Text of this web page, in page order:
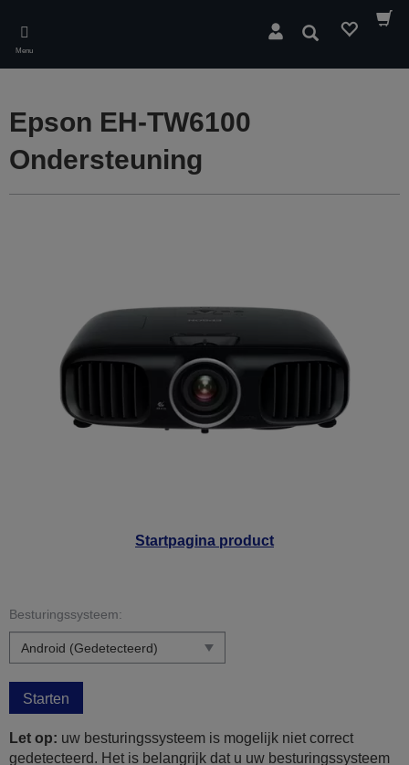
main
content
Menu
Zoeken
Startpagina product
Epson EH-TW6100
Ondersteuning
Besturingssysteem:
Starten
Let op: uw besturingssysteem is mogelijk niet correct
gedetecteerd. Het is belangrijk dat u uw besturingssysteem